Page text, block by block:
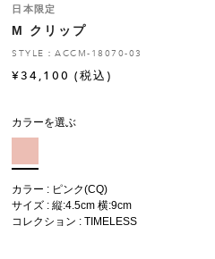
お修理について
日本限定
M クリップ
STYLE：ACCM-18070-03
¥34,100 (税込)
カラーを選ぶ
カラー : ピンク(CQ)
サイズ : 縦:4.5cm 横:9cm
コレクション :TIMELESS